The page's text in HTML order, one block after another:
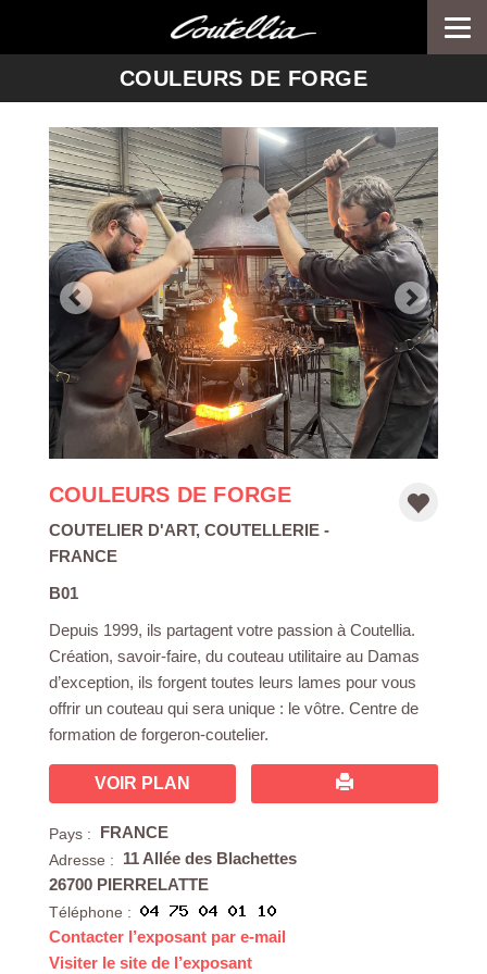
COULEURS DE FORGE
COULEURS DE FORGE
COUTELIER D'ART, COUTELLERIE -
FRANCE
B01
Depuis 1999, ils partagent votre passion à Coutellia.
Création, savoir-faire, du couteau utilitaire au Damas
d’exception, ils forgent toutes leurs lames pour vous
offrir un couteau qui sera unique : le vôtre. Centre de
formation de forgeron-coutelier.
VOIR PLAN
Pays : FRANCE
Adresse :
11 Allée des Blachettes
26700 PIERRELATTE
Téléphone :
Contacter l’exposant par e-mail
Visiter le site de l’exposant